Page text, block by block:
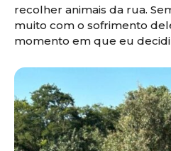
recolher animais da rua.
muito com o sofrimento
momento em que eu decidi